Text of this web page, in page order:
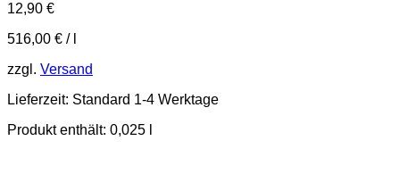
12,90 €
516,00 € /
zzgl. Versand
Lieferzeit: Standard 1-4 Werktage
Produkt enthält: 0,025